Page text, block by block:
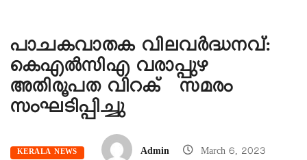
പാചകവാതക വിലവർദ്ധനവ്:
കെഎൽസിഎ വരാപ്പുഴ
അതിരൂപത വിറക് സമരം
സംഘടിപ്പിച്ചു
KERALA NEWS Admin
March 6, 2023